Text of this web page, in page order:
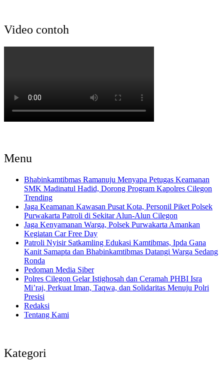
Video contoh
Menu
Bhabinkamtibmas Ramanuju Menyapa Petugas Keamanan
SMK Madinatul Hadid, Dorong Program Kapolres Cilegon
Trending
Jaga Keamanan Kawasan Pusat Kota, Personil Piket Polsek
Purwakarta Patroli di Sekitar Alun-Alun Cilegon
Jaga Kenyamanan Warga, Polsek Purwakarta Amankan
Kegiatan Car Free Day
Patroli Nyisir Satkamling Edukasi Kamtibmas, Ipda Gana
Kanit Samapta dan Bhabinkamtibmas Datangi Warga Sedang
Ronda
Pedoman Media Siber
Polres Cilegon Gelar Istighosah dan Ceramah PHBI Isra
Mi’raj, Perkuat Iman, Taqwa, dan Solidaritas Menuju Polri
Presisi
Redaksi
Tentang Kami
Kategori